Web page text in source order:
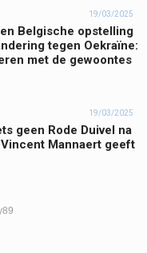
19/03/2025
Belgische opstelling
tegen Oekraïne:
met de gewoontes
19/03/2025
geen Rode Duivel na
Mannaert geeft